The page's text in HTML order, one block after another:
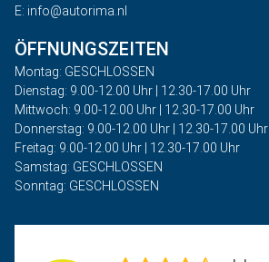
E: info@autorima.nl
ÖFFNUNGSZEITEN
Montag: GESCHLOSSEN
Dienstag: 9.00-12.00 Uhr | 12.30-17.00 Uhr
Mittwoch: 9.00-12.00 Uhr | 12.30-17.00 Uhr
Donnerstag: 9.00-12.00 Uhr | 12.30-17.00 Uhr
Freitag: 9.00-12.00 Uhr | 12.30-17.00 Uhr
Samstag: GESCHLOSSEN
Sonntag: GESCHLOSSEN